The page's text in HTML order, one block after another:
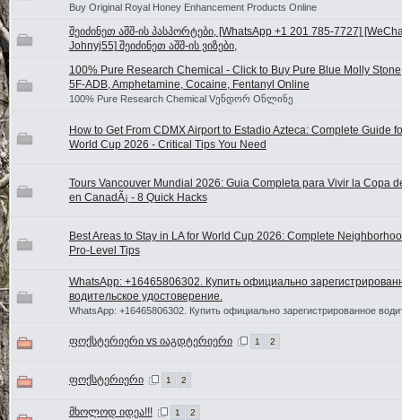
Buy Original Royal Honey Enhancement Products Online
შეიძინეთ აშშ-ის პასპორტები, [WhatsApp +1 201 785-7727]
Johnyj55] შეიძინეთ აშშ-ის ვიზები,
100% Pure Research Chemical - Click to Buy Pure Blue Molly
5F-ADB, Amphetamine, Cocaine, Fentanyl Online
100% Pure Research Chemical Vენდორ Oნლინე
How to Get From CDMX Airport to Estadio Azteca: Complete Guide
World Cup 2026 - Critical Tips You Need
Tours Vancouver Mundial 2026: Guia Completa para Vivir la Copa
en CanadÃ¡ - 8 Quick Hacks
Best Areas to Stay in LA for World Cup 2026: Complete
Pro-Level Tips
WhatsApp: +16465806302. Купить официально
водительское удостоверение.
WhatsApp: +16465806302. Купить официально зарегистрированное
ფოქსტერიერი vs იაგდტერიერი 1 2
ფოქსტერიერი 1 2
მხოლოდ იდეა!!! 1 2